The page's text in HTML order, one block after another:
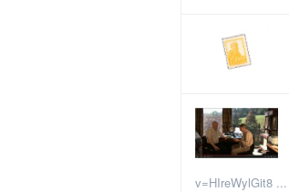
v=HIreWylGit8 ...